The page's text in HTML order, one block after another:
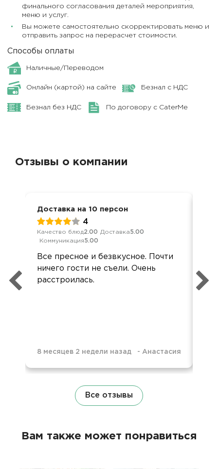
финального согласования деталей мероприятия,
меню и услуг.
Вы можете самостоятельно скорректировать меню и
отправить запрос на перерасчет стоимости.
Способы оплаты
Наличные/Переводом
Онлайн (картой) на сайте Безнал с НДС
Безнал без НДС По договору с CaterMe
Отзывы о компании
Доставка на 10 персон
4
Качество блюд2.00 Доставка5.00
Коммуникация5.00
Все пресное и безвкусное. Почти
ничего гости не съели. Очень
расстроилась.
8 месяцев 2 недели назад - Анастасия
Все отзывы
Вам также может понравиться